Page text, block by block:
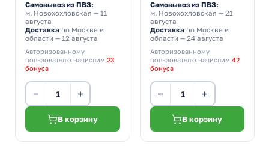
Самовывоз из ПВЗ:
м. Новохохловская — 11
августа
Доставка по Москве и
области — 12 августа
Авторизованному
пользователю начислим 23
бонуса
− +
В корзину
Самовывоз из ПВЗ:
м. Новохохловская — 21
августа
Доставкапо Москве и
области — 24 августа
Авторизованному
пользователю начислим 42
бонуса
− +
В корзину